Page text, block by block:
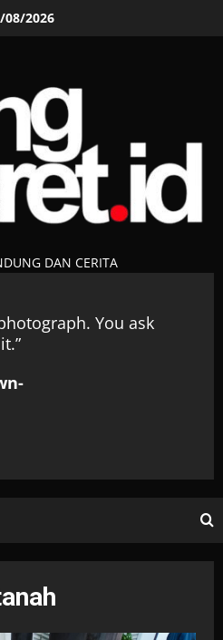
08/2026
DAN CERITA
You ask